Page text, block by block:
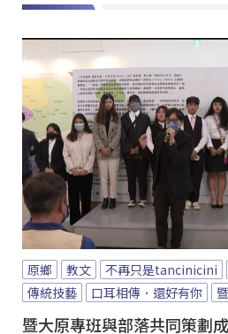
原鄉 教文 不再只是tancinicini
傳統技藝
口耳相傳．還好有你
暨大原專班與部落共同策劃